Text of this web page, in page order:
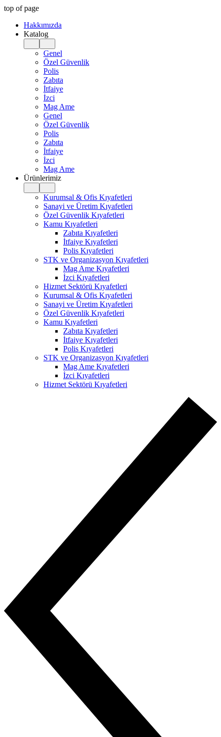
top of page
Hakkımızda
Katalog
Genel
Özel Güvenlik
Polis
Zabıta
İtfaiye
İzci
Mag Ame
Genel
Özel Güvenlik
Polis
Zabıta
İtfaiye
İzci
Mag Ame
Ürünlerimiz
Kurumsal & Ofis Kıyafetleri
Sanayi ve Üretim Kıyafetleri
Özel Güvenlik Kıyafetleri
Kamu Kıyafetleri
Zabıta Kıyafetleri
İtfaiye Kıyafetleri
Polis Kıyafetleri
STK ve Organizasyon Kıyafetleri
Mag Ame Kıyafetleri
İzci Kıyafetleri
Hizmet Sektörü Kıyafetleri
Kurumsal & Ofis Kıyafetleri
Sanayi ve Üretim Kıyafetleri
Özel Güvenlik Kıyafetleri
Kamu Kıyafetleri
Zabıta Kıyafetleri
İtfaiye Kıyafetleri
Polis Kıyafetleri
STK ve Organizasyon Kıyafetleri
Mag Ame Kıyafetleri
İzci Kıyafetleri
Hizmet Sektörü Kıyafetleri